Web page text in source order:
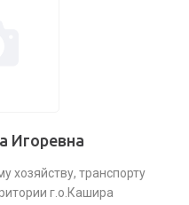
Игоревна
хозяйству, транспорту
г.о.Кашира